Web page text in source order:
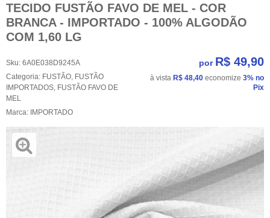
TECIDO FUSTÃO FAVO DE MEL - COR
BRANCA - IMPORTADO - 100% ALGODÃO
COM 1,60 LG
Sku: 6A0E038D9245A
Categoria: FUSTÃO, FUSTÃO
IMPORTADOS, FUSTÃO FAVO DE
MEL
Marca: IMPORTADO
por R$ 49,90
à vista R$ 48,40 economize 3% no
Pix